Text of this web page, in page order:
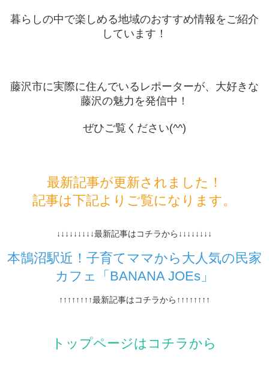
暮らしの中で楽しめる地域のおすすめ情報をご紹介
しています！
藤沢市に実際に住んでいるレポーターが、大好きな
藤沢の魅力を発信中！
ぜひご覧ください(^^)
最新記事が更新されました！
記事は下記よりご覧になります。
↓↓↓↓↓↓↓↓↓最新記事はコチラから↓↓↓↓↓↓↓↓
本鵠沼駅近！子育てママから大人気の民家
カフェ「BANANA JOEs」
↑↑↑↑↑↑↑↑最新記事はコチラから↑↑↑↑↑↑↑↑
トップページはコチラから